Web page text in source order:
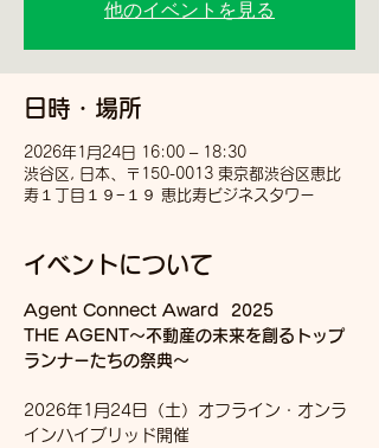
他のイベントを見る
日時・場所
2026年1月24日 16:00 – 18:30
渋谷区, 日本、〒150-0013 東京都渋谷区恵比
寿１丁目１９−１９ 恵比寿ビジネスタワー
イベントについて
Agent Connect Award  2025
THE AGENT～不動産の未来を創るトップ
ランナーたちの祭典～
2026年1月24日（土）オフライン・オンラ
インハイブリッド開催